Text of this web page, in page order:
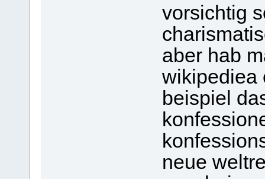
vorsichtig
aber hab
wikipediea
beispiel
neue